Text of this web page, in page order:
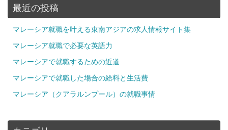
最近の投稿
マレーシア就職を叶える東南アジアの求人情報サイト集
マレーシア就職で必要な英語力
マレーシアで就職するための近道
マレーシアで就職した場合の給料と生活費
マレーシア（クアラルンプール）の就職事情